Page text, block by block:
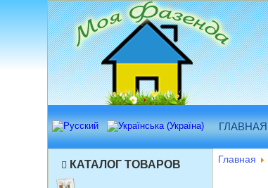
ГЛАВНАЯ
КАТАЛОГ ТОВАРОВ Главная